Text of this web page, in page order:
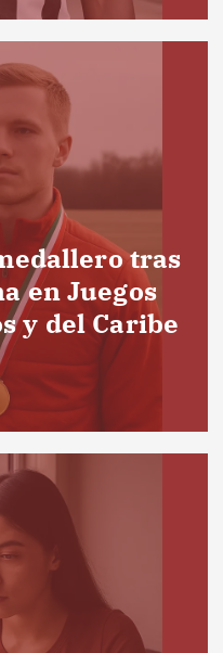
tras
en Juegos
y del Caribe